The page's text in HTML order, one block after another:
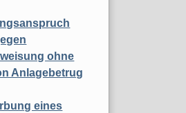
ohne
Anlagebetrug
eines